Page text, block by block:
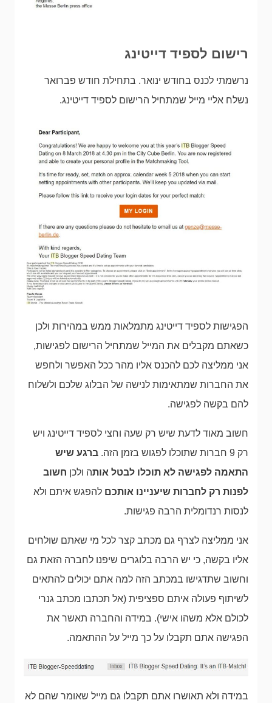
רישום לספיד דייטינג
נרשמתי לכנס בחודש ינואר. בתחילת חודש פברואר
נשלח אליי מייל שמתחיל הרישום לספיד דייטינג.
הפגישות לספיד דייטינג מתמלאות ממש במהירות ולכן
כשאתם מקבלים את המייל שמתחיל הרישום לפגישות,
אני ממליצה לכם להכנס אליו מהר ככל האפשר ולחפש
את החברות שמתאימות לנישה של הבלוג שלכם ולשלוח
להם בקשה לפגישה.
חשוב מאוד לדעת שיש רק שעה וחצי לספיד דייטינג ויש
רק 9 חברות שתוכלו לפגוש בזמן הזה.
ברגע שיש
התאמה לפגישה לא תוכלו לבטל אותה ולכן חשוב
לפנות רק לחברות שיעניינו אותכם להפגש איתם ולא
לנסות רנדומלית הרבה פגישות.
אני ממליצה לצרף גם מכתב קצר לכל מי שאתם שולחים
אליו בקשה, כי יש הרבה בלוגרים שיפנו לחברה הזאת גם
וחשוב שתדגישו במכתב הזה למה אתם יכולים להתאים
לשיתוף פעולה איתם ספציפית (אל תכתבו מכתב גנרי
לכולם אלא משהו אישי). במידה והחברה תאשר את
הפגישה אתם תקבלו על כך מייל על ההתאמה.
במידה ולא תאושרו אתם תקבלו גם מייל שאומר שהם לא